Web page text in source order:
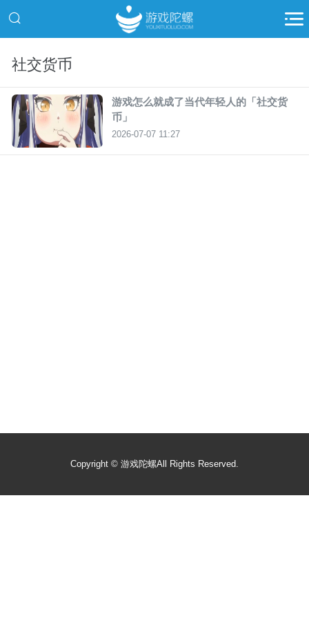
社交货币
游戏怎么就成了当代年轻人的「社交货
币」
2026-07-07 11:27
Copyright © 游戏陀螺All Rights Reserved.